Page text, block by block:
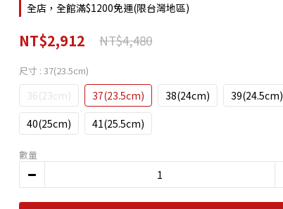
全店，全館滿$1200免運(限台灣地區)
NT$2,912 NT$4,480
尺寸 : 37(23.5cm)
36(23cm) 37(23.5cm) 38(24cm)
39(24.5cm)
40(25cm)
41(25.5cm)
數量